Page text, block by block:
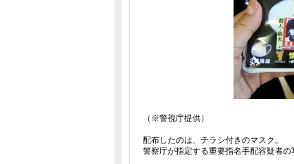
（※警視庁提供）
配布したのは、チラシ付きのマスク。
警察庁が指定する重要指名手配容疑者の